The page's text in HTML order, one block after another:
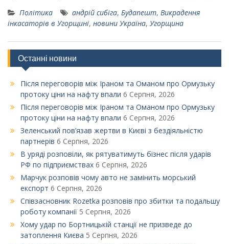
Політика андрій сибіга, Будапешт, Викрадення
інкасаторів в Угорщині, новини Україна, Угорщина
Останні новини
Після переговорів між Іраном та Оманом про Ормузьку
протоку ціни на нафту впали 6 Серпня, 2026
Після переговорів між Іраном та Оманом про Ормузьку
протоку ціни на нафту впали 6 Серпня, 2026
Зеленський пов’язав жертви в Києві з бездіяльністю
партнерів 6 Серпня, 2026
В уряді розповіли, як рятуватимуть бізнес після ударів
РФ по підприємствах 6 Серпня, 2026
Марчук розповів чому авто не замінить морський
експорт 6 Серпня, 2026
Співзасновник Rozetka розповів про збитки та подальшу
роботу компанії 5 Серпня, 2026
Xому удар по Бортницькій станції не призведе до
затоплення Києва 5 Серпня, 2026